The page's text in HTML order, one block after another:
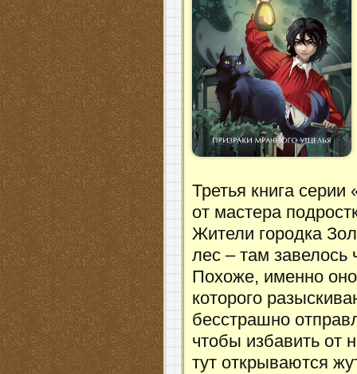
Третья книга
от мастера
Жители городка
лес – там
Похоже, именно
которого
бесстрашно
чтобы избавить от
тут открываются